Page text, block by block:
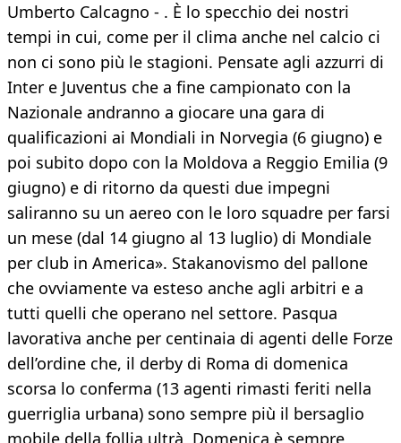
Umberto Calcagno - . È lo specchio dei nostri
tempi in cui, come per il clima anche nel calcio ci
non ci sono più le stagioni. Pensate agli azzurri di
Inter e Juventus che a fine campionato con la
Nazionale andranno a giocare una gara di
qualificazioni ai Mondiali in Norvegia (6 giugno) e
poi subito dopo con la Moldova a Reggio Emilia (9
giugno) e di ritorno da questi due impegni
saliranno su un aereo con le loro squadre per farsi
un mese (dal 14 giugno al 13 luglio) di Mondiale
per club in America». Stakanovismo del pallone
che ovviamente va esteso anche agli arbitri e a
tutti quelli che operano nel settore. Pasqua
lavorativa anche per centinaia di agenti delle Forze
dell’ordine che, il derby di Roma di domenica
scorsa lo conferma (13 agenti rimasti feriti nella
guerriglia urbana) sono sempre più il bersaglio
mobile della follia ultrà, Domenica è sempre